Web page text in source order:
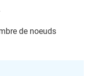
de noeuds